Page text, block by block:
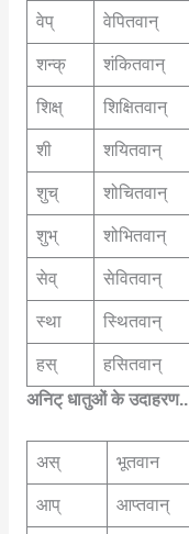
वेप् वेपितवान्
शन्क् शंकितवान्
शिक्ष् शिक्षितवान्
शी शयितवान्
शुच् शोचितवान्
शुभ् शोभितवान्
सेव् सेवितवान्
स्था स्थितवान्
हस् हसितवान्
अनिट् धातुओं के उदाहरण..
अस् भूतवान
आप् आप्तवान्